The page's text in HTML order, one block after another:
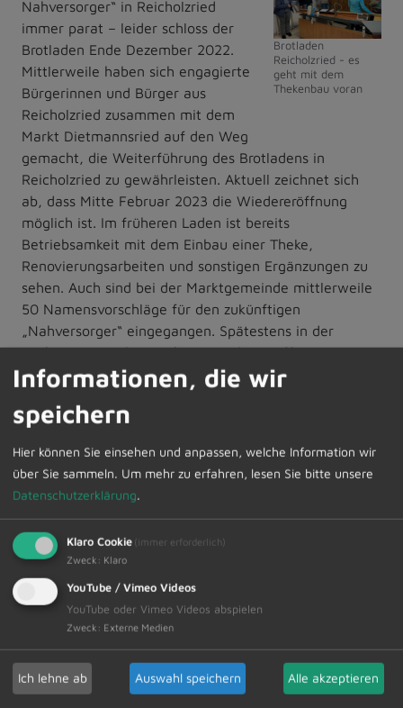
Brotladen
Reicholzried - es
geht mit dem
Thekenbau voran
Nahversorger“ in Reicholzried
immer parat – leider schloss der
Brotladen Ende Dezember 2022.
Mittlerweile haben sich engagierte
Bürgerinnen und Bürger aus
Reicholzried zusammen mit dem
Markt Dietmannsried auf den Weg
gemacht, die Weiterführung des Brotladens in
Reicholzried zu gewährleisten. Aktuell zeichnet sich
ab, dass Mitte Februar 2023 die Wiedereröffnung
möglich ist. Im früheren Laden ist bereits
Betriebsamkeit mit dem Einbau einer Theke,
Renovierungsarbeiten und sonstigen Ergänzungen zu
sehen. Auch sind bei der Marktgemeinde mittlerweile
50 Namensvorschläge für den zukünftigen
„Nahversorger“ eingegangen. Spätestens in der
nächsten Ausgabe möchten wir den Eröffnungstermin
bekanntgeben. Schon heute wollen wir Sie dazu
einladen, das Angebot in Reicholzried zu nutzen, denn
unsere regionalen Bäcker stehen für meisterliches
hohen Wert an Regionalität und Nachhaltigkeit. Nur
durch das Nutzen dieses ortsnahen Angebotes wird es
langfristig möglich sein, den „Nahversorger“ in
Reicholzried auch in Zukunft parat zu haben.
03.02.2023
Informationen, die wir
speichern
Hier können Sie einsehen und anpassen, welche Information wir
über Sie sammeln. Um mehr zu erfahren, lesen Sie bitte unsere
Datenschutzerklärung.
Klaro Cookie (immer erforderlich)
Zweck : Klaro
YouTube / Vimeo Videos
YouTube oder Vimeo Videos abspielen
Zweck : Externe Medien
Ich lehne ab Auswahl speichern Alle akzeptieren